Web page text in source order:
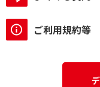
ご利用規約等